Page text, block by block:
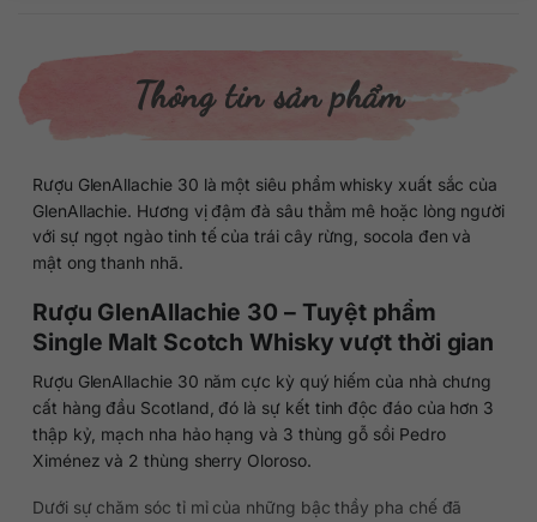
Thông tin sản phẩm
Rượu GlenAllachie 30 là một siêu phẩm whisky xuất sắc của
GlenAllachie. Hương vị đậm đà sâu thẳm mê hoặc lòng người
với sự ngọt ngào tinh tế của trái cây rừng, socola đen và
mật ong thanh nhã.
Rượu GlenAllachie 30 – Tuyệt phẩm
Single Malt Scotch Whisky vượt thời gian
Rượu GlenAllachie 30 năm cực kỳ quý hiếm của nhà chưng
cất hàng đầu Scotland, đó là sự kết tinh độc đáo của hơn 3
thập kỷ, mạch nha hảo hạng và 3 thùng gỗ sồi Pedro
Ximénez và 2 thùng sherry Oloroso.
Dưới sự chăm sóc tỉ mỉ của những bậc thầy pha chế đã